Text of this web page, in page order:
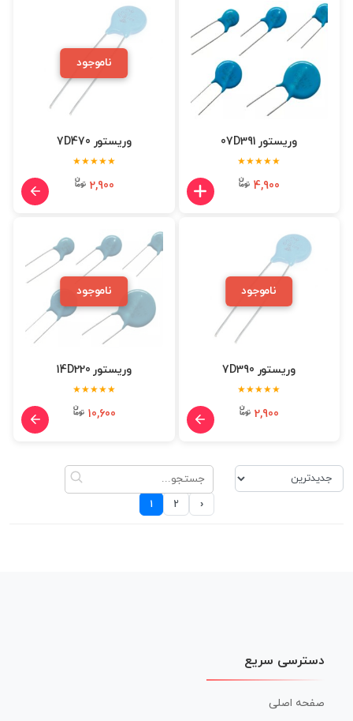
وریستور 07D391
★★★★★
4,900
ناموجود
وریستور 7D470
★★★★★
2,900
ناموجود
وریستور 7D390
★★★★★
2,900
ناموجود
وریستور 14D220
★★★★★
10,600
1 2 ›
دسترسی سریع
صفحه اصلی